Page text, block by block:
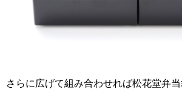
さらに広げて組み合わせれば松花堂弁当